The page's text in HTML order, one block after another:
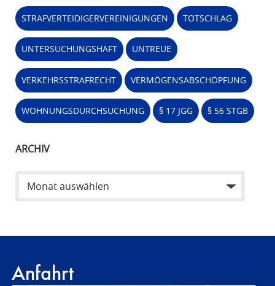
STRAFVERTEIDIGERVEREINIGUNGEN TOTSCHLAG
UNTERSUCHUNGSHAFT UNTREUE
VERKEHRSSTRAFRECHT VERMÖGENSABSCHÖPFUNG
WOHNUNGSDURCHSUCHUNG § 17 JGG § 56 STGB
ARCHIV
Anfahrt